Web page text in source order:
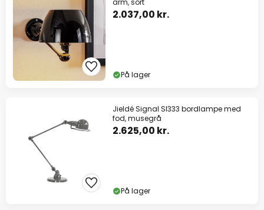
arm, sort
2.037,00 kr.
På lager
Jieldé Signal SI333 bordlampe med
fod, musegrå
2.625,00 kr.
På lager